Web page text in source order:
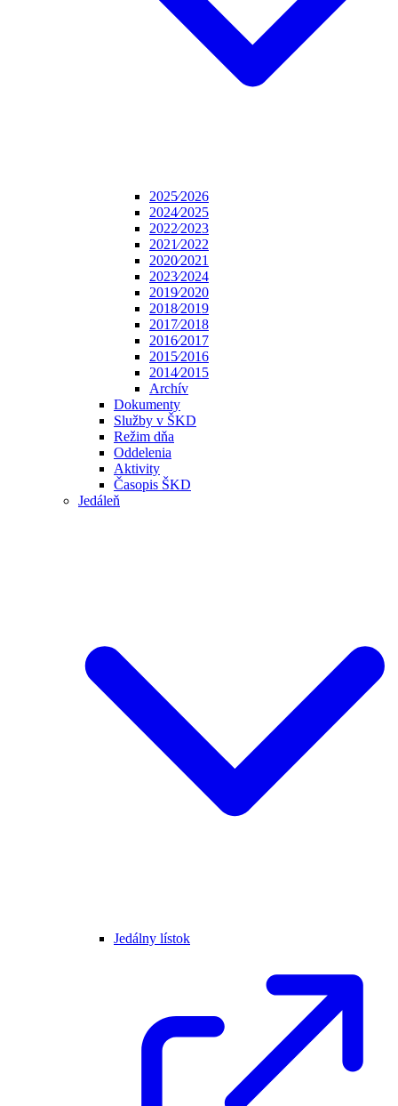
2025⁄2026
2024⁄2025
2022⁄2023
2021⁄2022
2020⁄2021
2023⁄2024
2019⁄2020
2018⁄2019
2017⁄2018
2016⁄2017
2015⁄2016
2014⁄2015
Archív
Dokumenty
Služby v ŠKD
Režim dňa
Oddelenia
Aktivity
Časopis ŠKD
Jedáleň
Jedálny lístok